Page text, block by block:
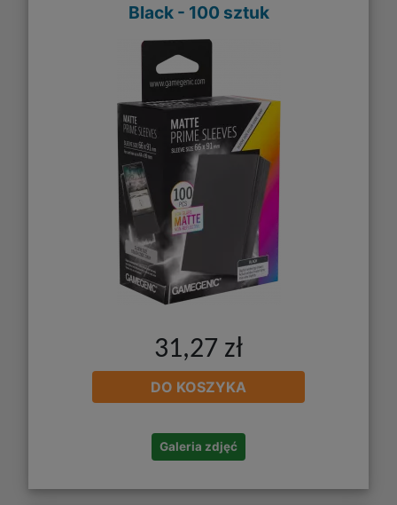
Black - 100 sztuk
31,27 zł
DO KOSZYKA
Galeria zdjęć